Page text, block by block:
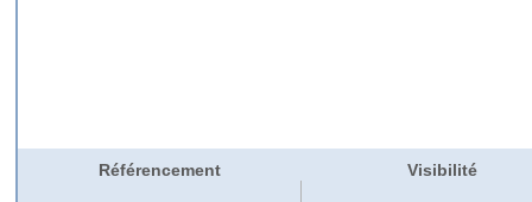
Référencement Visibilité